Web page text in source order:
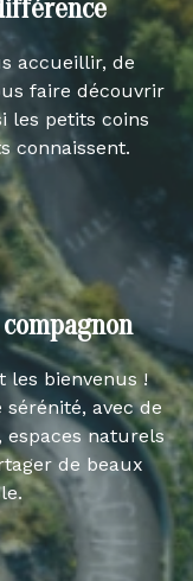
accueillir, de
faire découvrir
les petits coins
connaissent.
les bienvenus !
avec de
naturels
de beaux